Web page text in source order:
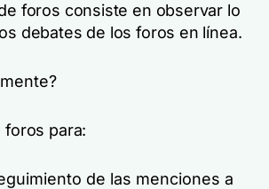
foros consiste en observar lo
debates de los foros en línea.
foros para:
de las menciones a